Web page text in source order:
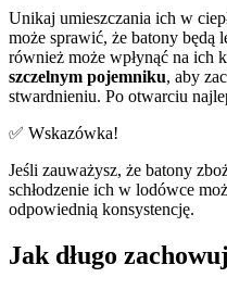
Unikaj umieszczania ich w
może sprawić, że batony będą
również może wpłynąć na ich
szczelnym pojemniku, aby
stwardnieniu. Po otwarciu
✅ Wskazówka!
Jeśli zauważysz, że batony
schłodzenie ich w lodówce
odpowiednią konsystencję.
Jak długo